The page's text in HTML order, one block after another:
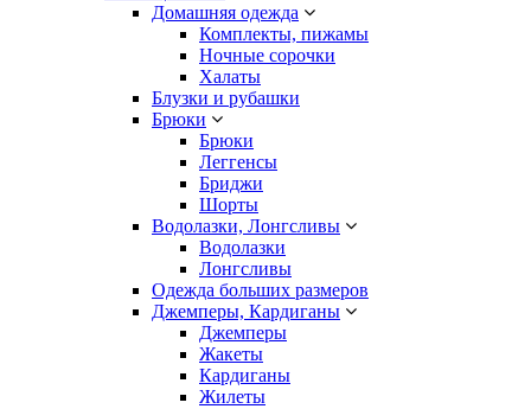
Домашняя одежда
Комплекты, пижамы
Ночные сорочки
Халаты
Блузки и рубашки
Брюки
Брюки
Леггенсы
Бриджи
Шорты
Водолазки, Лонгсливы
Водолазки
Лонгсливы
Одежда больших размеров
Джемперы, Кардиганы
Джемперы
Жакеты
Кардиганы
Жилеты